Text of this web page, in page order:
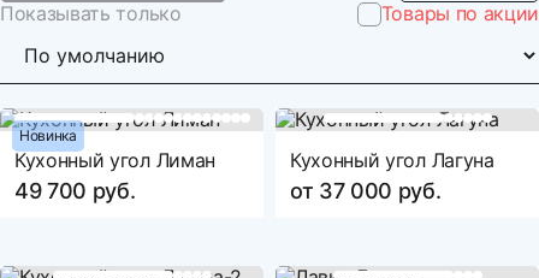
Показывать только Товары по акции
Новинка
Кухонный угол Лиман
49 700 руб.
Кухонный угол Лагуна
от 37 000 руб.